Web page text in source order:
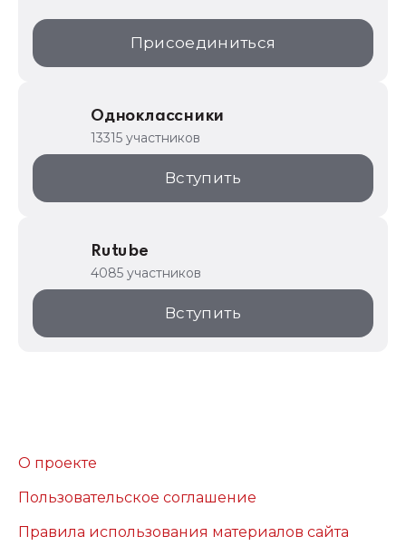
Присоединиться
Одноклассники
13315 участников
Вступить
Rutube
4085 участников
Вступить
О проекте
Пользовательское соглашение
Правила использования материалов сайта